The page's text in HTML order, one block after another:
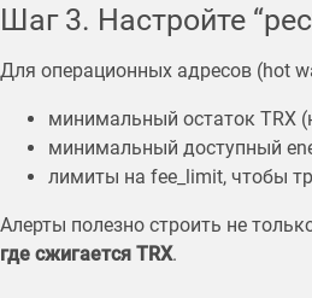
Шаг 3. Настройте
Для операционных адресов (hot
минимальный остаток TRX
минимальный доступный
лимиты на fee_limit, чтобы
Алерты полезно строить не
где сжигается TRX.